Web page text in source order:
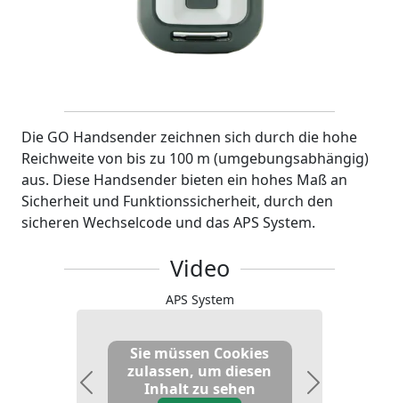
Die GO Handsender zeichnen sich durch die hohe
Reichweite von bis zu 100 m (umgebungsabhängig)
aus. Diese Handsender bieten ein hohes Maß an
Sicherheit und Funktionssicherheit, durch den
sicheren Wechselcode und das APS System.
Video
APS System
Sie müssen Cookies
zulassen, um diesen
Inhalt zu sehen
Previous Next